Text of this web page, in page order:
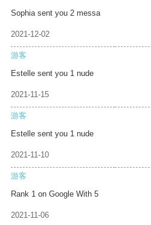
Sophia sent you 2 messa
2021-12-02
游客
Estelle sent you 1 nude
2021-11-15
游客
Estelle sent you 1 nude
2021-11-10
游客
Rank 1 on Google With 5
2021-11-06